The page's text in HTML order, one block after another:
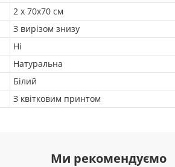
2 х 70х70 см
З вирізом знизу
Ні
Натуральна
Білий
З квітковим принтом
Ми рекомендуємо